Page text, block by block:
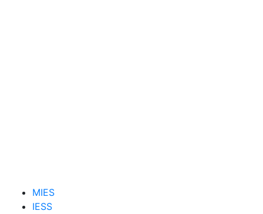
MIES
IESS